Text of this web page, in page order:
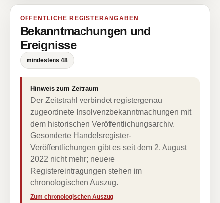
ÖFFENTLICHE REGISTERANGABEN
Bekanntmachungen und
Ereignisse
mindestens 48
Hinweis zum Zeitraum
Der Zeitstrahl verbindet registergenau
zugeordnete Insolvenzbekanntmachungen mit
dem historischen Veröffentlichungsarchiv.
Gesonderte Handelsregister-
Veröffentlichungen gibt es seit dem 2. August
2022 nicht mehr; neuere
Registereintragungen stehen im
chronologischen Auszug.
Zum chronologischen Auszug